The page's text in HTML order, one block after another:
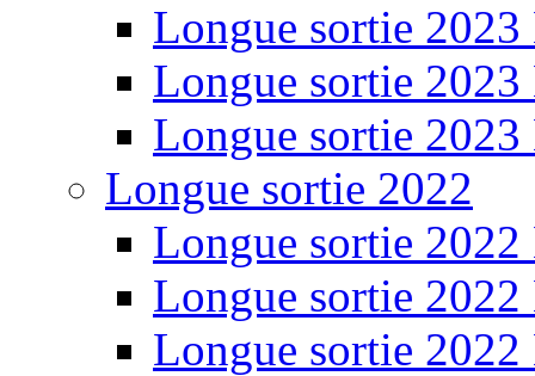
Longue sortie 2023
Longue sortie 2023
Longue sortie 2023
Longue sortie 2022
Longue sortie 2022
Longue sortie 2022
Longue sortie 2022